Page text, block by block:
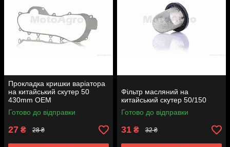
Прокладка кришки варіатора
на китайський скутер 50
430mm OEM
Готово до відправки
27 ₴ 28 ₴
Фільтр масляний на
китайський скутер 50/150
Готово до відправки
31 ₴ 32 ₴